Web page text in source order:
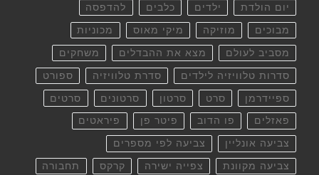
יום הולדת ילדים כלבים להדפסה
מבוכים מוזיקה מיקי מאוס מכוניות
מסביב לעולם מצא את ההבדלים משחקים
סדרות טלוויזיה לילדים סדרת טלוויזיה ספורט
ספיידרמן סרט סרטון סרטונים סרטים
פאזלים פו הדוב פיטר פן פיראטים
צביעה אונליין צביעה לפי מספרים
צביעה מקוונת צפייה ישירה קרקס תחבורה